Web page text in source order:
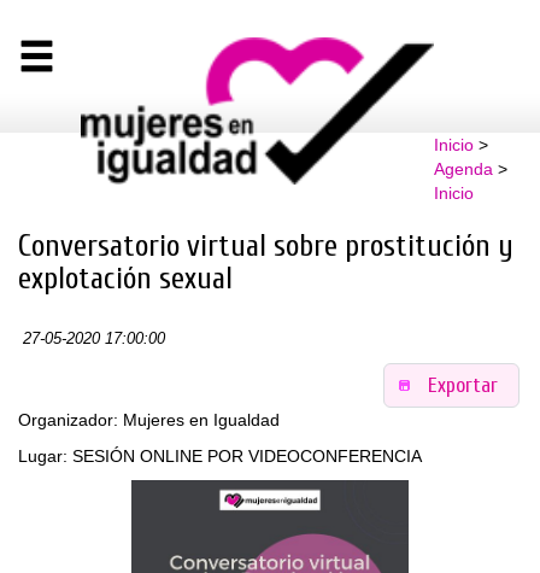
Inicio>
Agenda >
Inicio
Conversatorio virtual sobre prostitución y
explotación sexual
27-05-2020 17:00:00
Exportar
Organizador: Mujeres en Igualdad
Lugar: SESIÓN ONLINE POR VIDEOCONFERENCIA